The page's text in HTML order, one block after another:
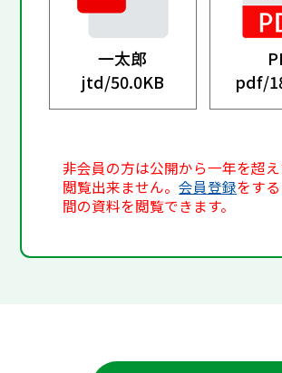
一太郎
jtd/50.0KB
pdf/
非会員の方は公開から一年を超
閲覧出来ません。会員登録をす
間の資料を閲覧できます。